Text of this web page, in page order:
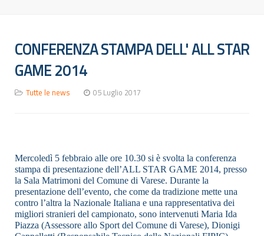
CONFERENZA STAMPA DELL' ALL STAR
GAME 2014
Tutte le news 05 Luglio 2017
Mercoledì 5 febbraio alle ore 10.30 si è svolta la conferenza
stampa di presentazione dell’ALL STAR GAME 2014, presso
la Sala Matrimoni del Comune di Varese. Durante la
presentazione dell’evento, che come da tradizione mette una
contro l’altra la Nazionale Italiana e una rappresentativa dei
migliori stranieri del campionato, sono intervenuti Maria Ida
Piazza (Assessore allo Sport del Comune di Varese), Dionigi